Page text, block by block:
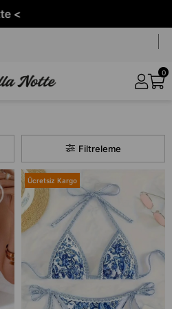
0
Filtreleme
Ücretsiz Kargo